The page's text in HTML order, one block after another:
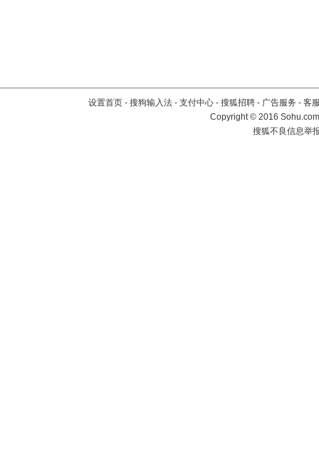
设置首页 - 搜狗输入法 - 支付中心 - 搜狐招聘 - 广告服务 - 客
Copyright©2016
搜狐不良信息举